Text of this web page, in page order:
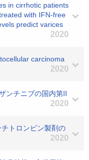
in cirrhotic patients
with IFN-free
predict varices
2020
carcinoma
2020
ンチニブの国内第II
2020
トロンビン製剤の
2020